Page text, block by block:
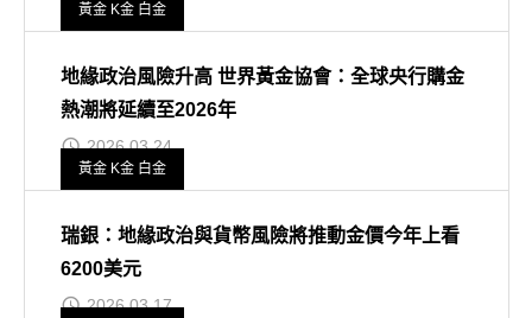
黃金 K金 白金
地緣政治風險升高 世界黃金協會：全球央行購金
熱潮將延續至2026年
2026.03.24
黃金 K金 白金
瑞銀：地緣政治與貨幣風險將推動金價今年上看
6200美元
2026.03.17